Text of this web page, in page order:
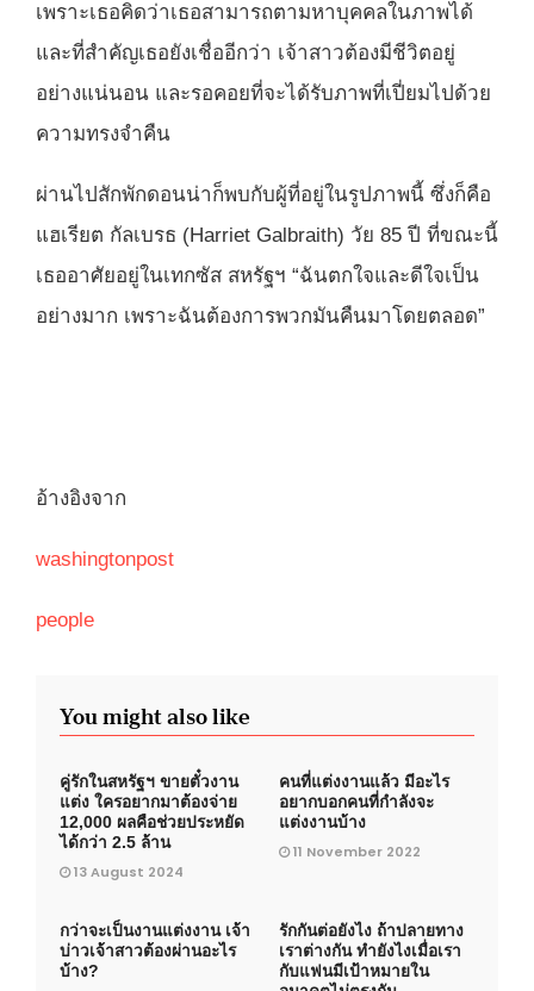
เพราะเธอคิดว่าเธอสามารถตามหาบุคคลในภาพได้
และที่สำคัญเธอยังเชื่ออีกว่า เจ้าสาวต้องมีชีวิตอยู่
อย่างแน่นอน และรอคอยที่จะได้รับภาพที่เปี่ยมไปด้วย
ความทรงจำคืน
ผ่านไปสักพักดอนน่าก็พบกับผู้ที่อยู่ในรูปภาพนี้ ซึ่งก็คือ
แฮเรียต กัลเบรธ (Harriet Galbraith) วัย 85 ปี ที่ขณะนี้
เธออาศัยอยู่ในเทกซัส สหรัฐฯ “ฉันตกใจและดีใจเป็น
อย่างมาก เพราะฉันต้องการพวกมันคืนมาโดยตลอด”
อ้างอิงจาก
washingtonpost
people
You might also like
คู่รักในสหรัฐฯ ขายตั๋วงาน
แต่ง ใครอยากมาต้องจ่าย
12,000 ผลคือช่วยประหยัด
ได้กว่า 2.5 ล้าน
13 August 2024
คนที่แต่งงานแล้ว มีอะไร
อยากบอกคนที่กำลังจะ
แต่งงานบ้าง
11 November 2022
กว่าจะเป็นงานแต่งงาน เจ้า
บ่าวเจ้าสาวต้องผ่านอะไร
บ้าง?
รักกันต่อยังไง ถ้าปลายทาง
เราต่างกัน ทำยังไงเมื่อเรา
กับแฟนมีเป้าหมายใน